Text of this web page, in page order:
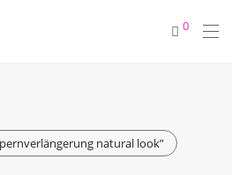
0
natural look”